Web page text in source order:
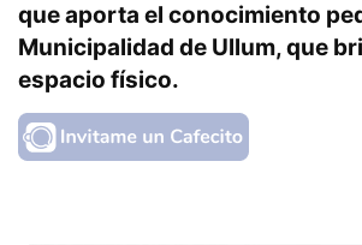
que aporta el conocimiento
Municipalidad de Ullum, que
espacio físico.